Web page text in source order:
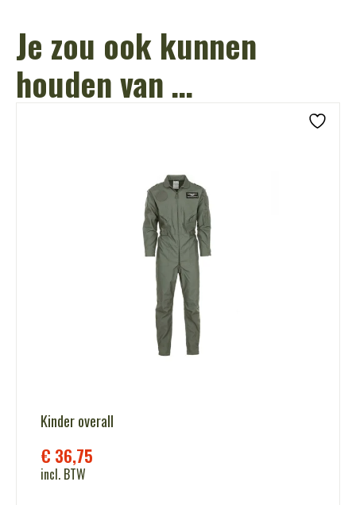
Je zou ook kunnen
houden van …
Kinder overall
€ 36,75
incl. BTW